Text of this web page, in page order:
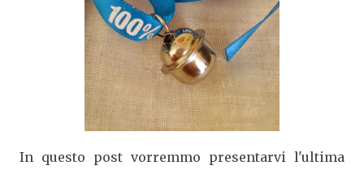
In questo post vorremmo presentarvi l'ultima